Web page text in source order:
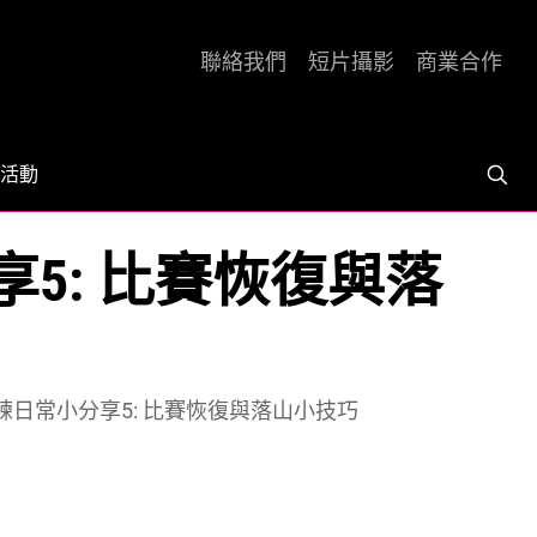
活動
聯絡我們 短片攝影 商業合作
5: 比賽恢復與落
日常小分享5: 比賽恢復與落山小技巧